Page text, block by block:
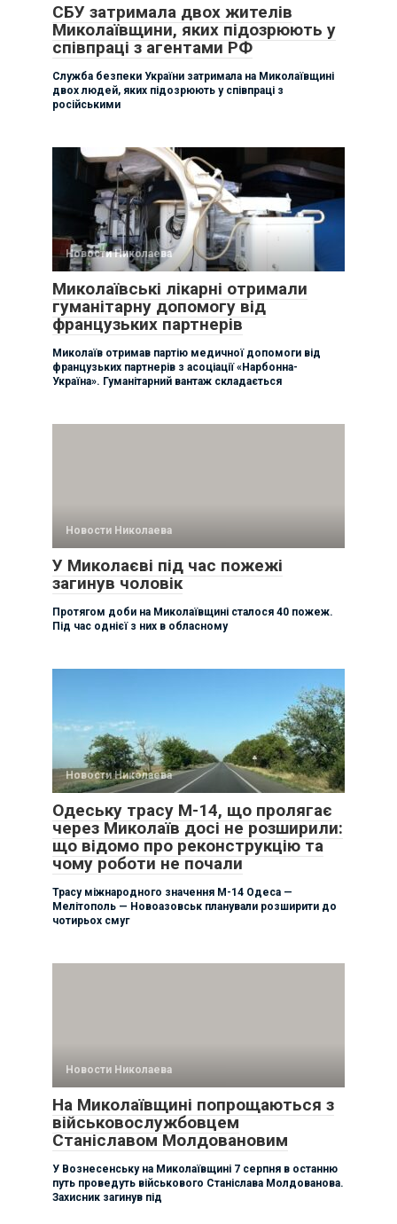
СБУ затримала двох жителів
Миколаївщини, яких підозрюють у
співпраці з агентами РФ
Служба безпеки України затримала на Миколаївщині
двох людей, яких підозрюють у співпраці з
російськими
Новости Николаева
Миколаївські лікарні отримали
гуманітарну допомогу від
французьких партнерів
Миколаїв отримав партію медичної допомоги від
французьких партнерів з асоціації «Нарбонна-
Україна». Гуманітарний вантаж складається
Новости Николаева
У Миколаєві під час пожежі
загинув чоловік
Протягом доби на Миколаївщині сталося 40 пожеж.
Під час однієї з них в обласному
Новости Николаева
Одеську трасу М-14, що пролягає
через Миколаїв досі не розширили:
що відомо про реконструкцію та
чому роботи не почали
Трасу міжнародного значення М-14 Одеса —
Мелітополь — Новоазовськ планували розширити до
чотирьох смуг
Новости Николаева
На Миколаївщині попрощаються з
військовослужбовцем
Станіславом Молдовановим
У Вознесенську на Миколаївщині 7 серпня в останню
путь проведуть військового Станіслава Молдованова.
Захисник загинув під